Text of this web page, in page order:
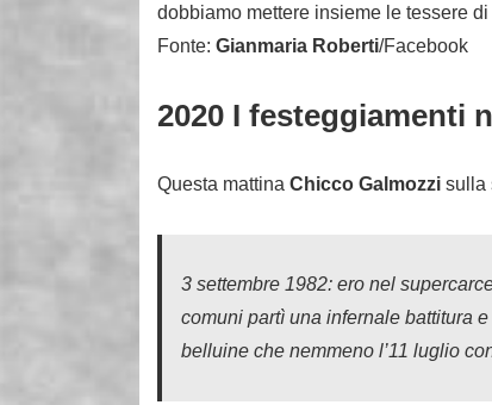
dobbiamo mettere insieme le tessere
Fonte: Gianmaria Roberti/Facebook
2020 I festeggiamenti
Questa mattina Chicco Galmozzi sulla
3 settembre 1982: ero nel
comuni partì una infernale battitura
belluine che nemmeno l’11 luglio